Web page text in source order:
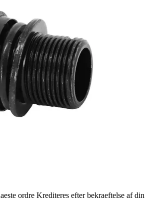
ordre Krediteres efter bekraeftelse af din